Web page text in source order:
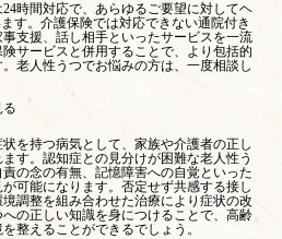
時間対応で、あらゆるご要望に対してヘ
す。介護保険では対応できない通院付き
支援、話し相手といったサービスを一流
サービスと併用することで、より包括的
老人性うつでお悩みの方は、一度相談し
る
を持つ病気として、家族や介護者の正し
す。認知症との見分けが困難な老人性う
の念の有無、記憶障害への自覚といった
可能になります。否定せず共感する接し
調整を組み合わせた治療により症状の改
の正しい知識を身につけることで、高齢
整えることができるでしょう。